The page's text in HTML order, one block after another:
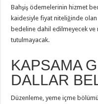
Bahşiş ödemelerinin hizmet
kaidesiyle fiyat niteliğinde
bedeline dahil edilmeyecek ve
tutulmayacak.
KAPSAMA
DALLAR
Düzenleme, yeme içme